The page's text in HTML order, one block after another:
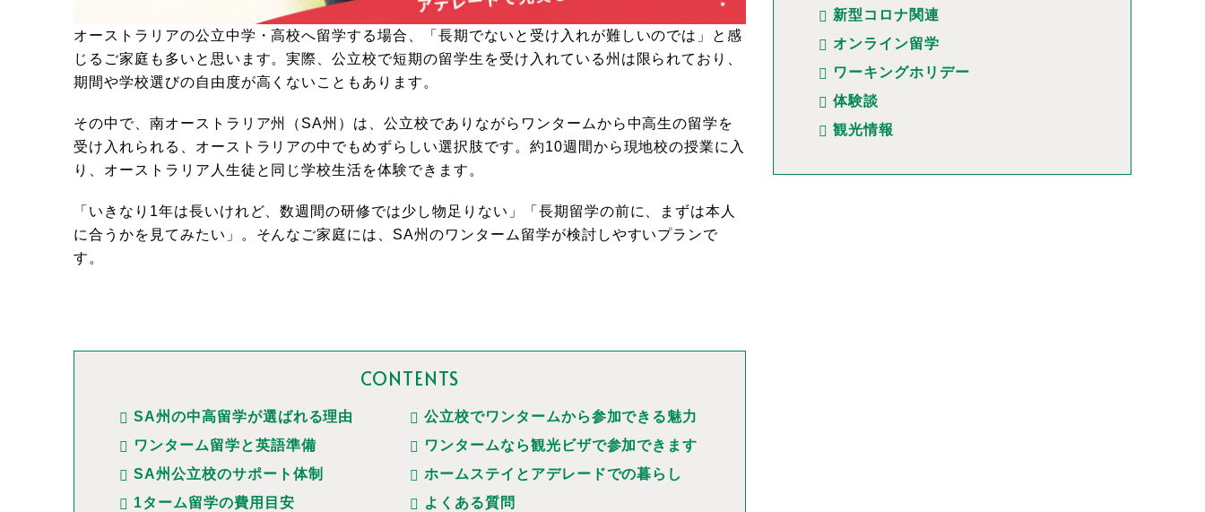
オーストラリアの公立中学・高校へ留学する場合、「長期でないと受け入れが難しいのでは」と感
じるご家庭も多いと思います。実際、公立校で短期の留学生を受け入れている州は限られており、
期間や学校選びの自由度が高くないこともあります。
その中で、南オーストラリア州（SA州）は、公立校でありながらワンタームから中高生の留学を
受け入れられる、オーストラリアの中でもめずらしい選択肢です。約10週間から現地校の授業に入
り、オーストラリア人生徒と同じ学校生活を体験できます。
「いきなり1年は長いけれど、数週間の研修では少し物足りない」「長期留学の前に、まずは本人
に合うかを見てみたい」。そんなご家庭には、SA州のワンターム留学が検討しやすいプランで
す。
CONTENTS
SA州の中高留学が選ばれる理由
公立校でワンタームから参加できる魅力
ワンターム留学と英語準備
ワンタームなら観光ビザで参加できます
SA州公立校のサポート体制
ホームステイとアデレードでの暮らし
1ターム留学の費用目安
よくある質問
新型コロナ関連
オンライン留学
ワーキングホリデー
体験談
観光情報